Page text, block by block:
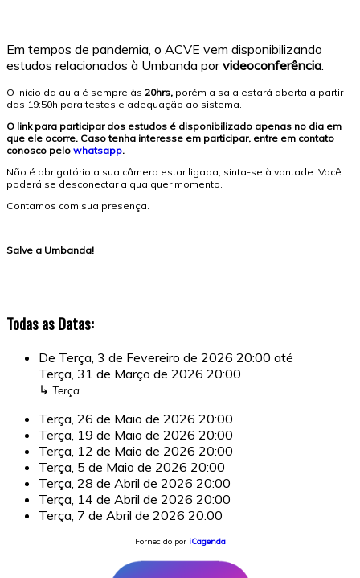
Em tempos de pandemia, o ACVE vem disponibilizando
estudos relacionados à Umbanda porvideoconferência
O início da aula é sempre às 20hrs, porém a sala estará aberta a partir
das 19:50h para testes e adequação ao sistema.
O link para participar dos estudos é disponibilizado apenas no dia em
que ele ocorre. Caso tenha interesse em participar, entre em contato
conosco pelo whatsapp.
Não é obrigatório a sua câmera estar ligada, sinta-se à vontade. Você
poderá se desconectar a qualquer momento.
Contamos com sua presença.
Salve a Umbanda!
Todas as Datas:
De Terça, 3 de Fevereiro de 2026 20:00 até
Terça, 31 de Março de 2026 20:00
↳ Terça
Terça, 26 de Maio de 2026 20:00
Terça, 19 de Maio de 2026 20:00
Terça, 12 de Maio de 2026 20:00
Terça, 5 de Maio de 2026 20:00
Terça, 28 de Abril de 2026 20:00
Terça, 14 de Abril de 2026 20:00
Terça, 7 de Abril de 2026 20:00
Fornecido por iCagenda